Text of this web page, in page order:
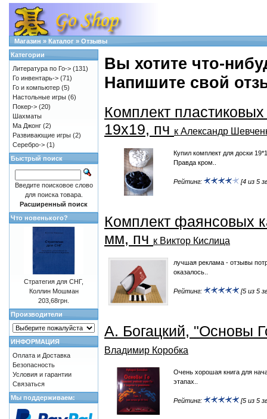
Магазин » Каталог » Отзывы
Вы хотите что-
Напишите свой
Комплект
19х19, пч к Александр
Купил комплект для доски
Правда кром..
Рейтинг: [4 из 5
Комплект фаянсовых
мм, пч к Виктор Кислица
лучшая реклама - отзывы
оказалось..
Рейтинг: [5 из 5
А. Богацкий, "Основы
Владимир Коробка
Очень хорошая книга для
этапах..
Рейтинг: [5 из 5
Категории
Литература по Го-> (131)
Го инвентарь-> (71)
Го и компьютер (5)
Настольные игры (6)
Покер-> (20)
Шахматы
Ма Джонг (2)
Развивающие игры (2)
Серебро-> (1)
Быстрый поиск
Введите поисковое слово
для поиска товара.
Расширенный поиск
Что новенького?
Стратегия для СНГ,
Коллин Мошман
203,68грн.
Производители
ИНФОРМАЦИЯ
Оплата и Доставка
Безопасность
Условия и гарантии
Связаться
Мы поддерживаем: